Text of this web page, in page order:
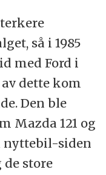
så i 1985
med Ford i
dette kom
Den ble
Mazda 121 og
nyttebil-siden
store